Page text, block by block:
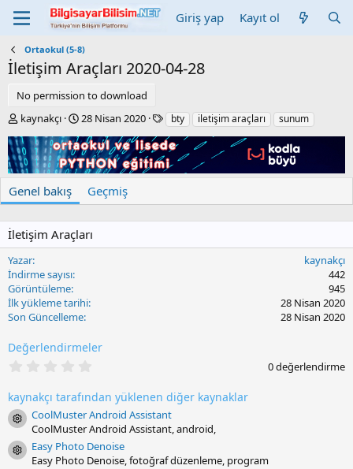
Giriş yap Kayıt ol
Ortaokul (5-8)
İletişim Araçları 2020-04-28
No permission to download
Y
z
a
r
kaynakçı
C
e
a
t
o
d
a
28 Nisan 2020
E
i
k
e
l
bty iletişim araçları sunum
Genel bakış Geçmiş
İletişim Araçları
Yazar
kaynakçı
İndirme sayısı
442
Görüntüleme
945
İlk yükleme tarihi
28 Nisan 2020
Son Güncelleme
28 Nisan 2020
Değerlendirmeler
0
y
ı
l
d
ı
0 değerlendirme
kaynakçı tarafından yüklenen diğer kaynaklar
Resource icon
CoolMuster Android Assistant
CoolMuster Android Assistant, android,
Resource icon
Easy Photo Denoise
Easy Photo Denoise, fotoğraf düzenleme, program